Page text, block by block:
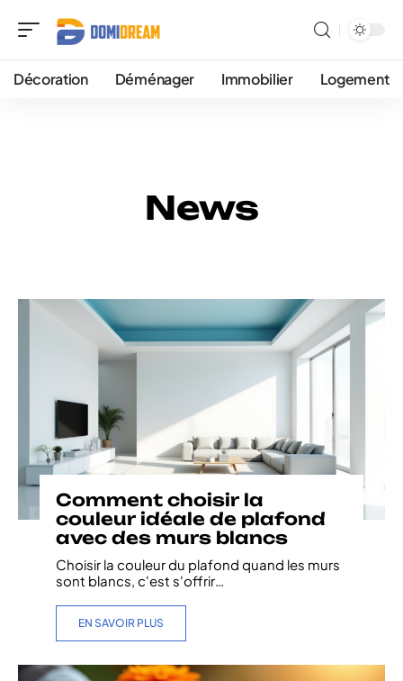
Décoration Déménager Immobilier Logement
News
Comment choisir la
couleur idéale de plafond
avec des murs blancs
Choisir la couleur du plafond quand les murs
sont blancs, c'est s'offrir
EN SAVOIR PLUS